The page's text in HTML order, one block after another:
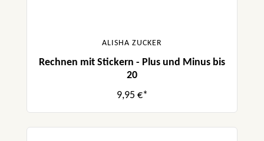
ALISHA ZUCKER
Rechnen mit Stickern - Plus und Minus bis
20
9,95 €*